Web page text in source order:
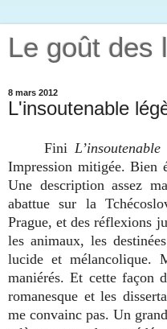
Le goût des
8 mars 2012
L'insoutenable
Fini
Impression mitigée. Bien
Une description assez
abattue sur la
Prague, et des réflexions
les animaux, les
lucide et mélancolique.
maniérés. Et cette façon
romanesque et les
me convainc pas. Un